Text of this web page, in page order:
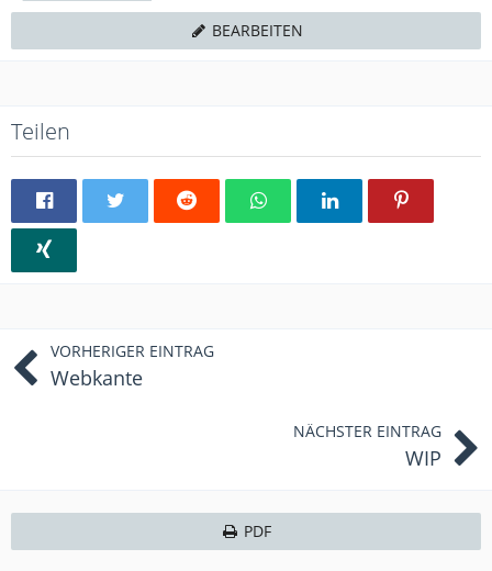
BEARBEITEN
Teilen
VORHERIGER EINTRAG
Webkante
NÄCHSTER EINTRAG
WIP
PDF